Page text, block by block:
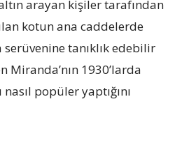
arayan kişiler tarafından
kotun ana caddelerde
tanıklık edebilir
Miranda’nın 1930’larda
popüler yaptığını